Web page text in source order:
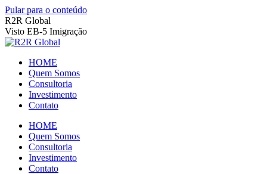
Pular para o conteúdo
R2R Global
Visto EB-5 Imigração
HOME
Quem Somos
Consultoria
Investimento
Contato
HOME
Quem Somos
Consultoria
Investimento
Contato